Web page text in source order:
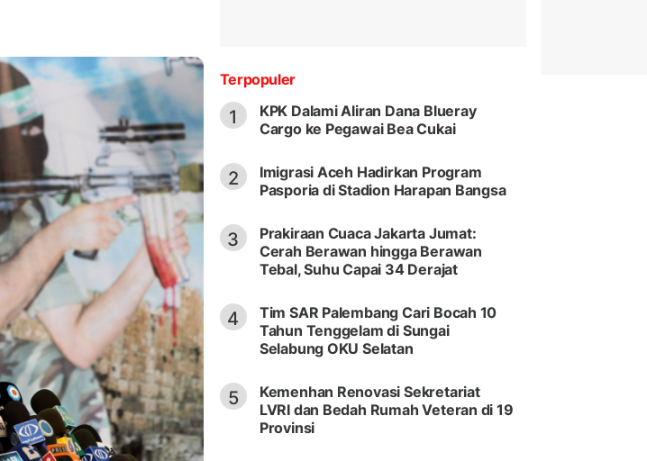
Terpopuler
1
KPK Dalami Aliran Dana Blueray
Cargo ke Pegawai Bea Cukai
2
Imigrasi Aceh Hadirkan Program
Pasporia di Stadion Harapan Bangsa
3
Prakiraan Cuaca Jakarta Jumat:
Cerah Berawan hingga Berawan
Tebal, Suhu Capai 34 Derajat
4
Tim SAR Palembang Cari Bocah 10
Tahun Tenggelam di Sungai
Selabung OKU Selatan
5
Kemenhan Renovasi Sekretariat
LVRI dan Bedah Rumah Veteran di 19
Provinsi